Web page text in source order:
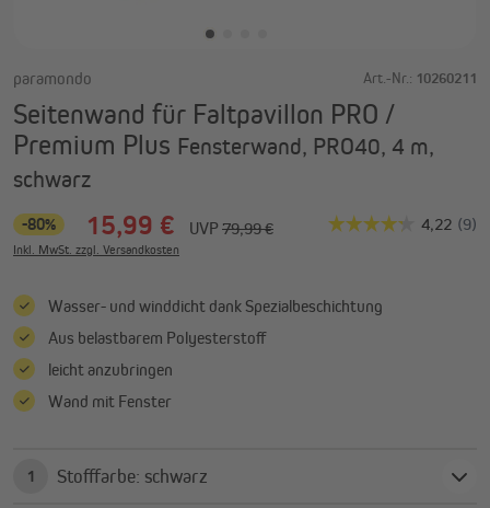
paramondo Art.-Nr.: 10260211
Seitenwand für Faltpavillon PRO /
Premium Plus Fensterwand, PRO40, 4 m,
schwarz
-80% 15,99 € UVP 79,99 €
Inkl. MwSt. zzgl. Versandkosten
Wasser- und winddicht dank Spezialbeschichtung
Aus belastbarem Polyesterstoff
leicht anzubringen
Wand mit Fenster
1 Stofffarbe: schwarz